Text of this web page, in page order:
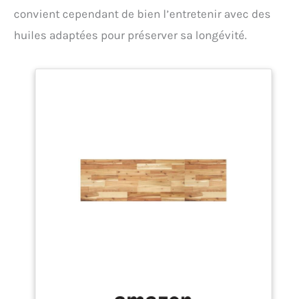
convient cependant de bien l’entretenir avec des
huiles adaptées pour préserver sa longévité.